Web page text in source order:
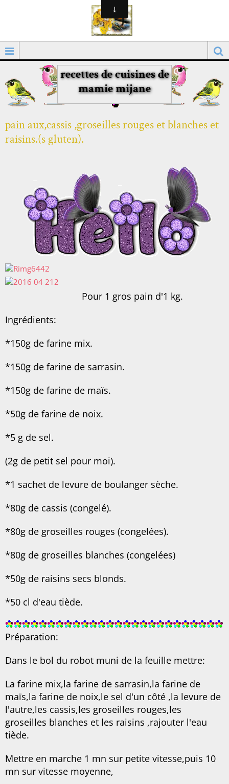
recettes de cuisines de
mamie mijane
pain aux,cassis ,groseilles rouges et blanches et
raisins.(s gluten).
Pour 1 gros pain d'1 kg.
Ingrédients:
*150g de farine mix.
*150g de farine de sarrasin.
*150g de farine de maïs.
*50g de farine de noix.
*5 g de sel.
(2g de petit sel pour moi).
*1 sachet de levure de boulanger sèche.
*80g de cassis (congelé).
*80g de groseilles rouges (congelées).
*80g de groseilles blanches (congelées)
*50g de raisins secs blonds.
*50 cl d'eau tiède.
Préparation:
Dans le bol du robot muni de la feuille mettre:
La farine mix,la farine de sarrasin,la farine de
maïs,la farine de noix,le sel d'un côté ,la levure de
l'autre,les cassis,les groseilles rouges,les
groseilles blanches et les raisins ,rajouter l'eau
tiède.
Mettre en marche 1 mn sur petite vitesse,puis 10
mn sur vitesse moyenne,